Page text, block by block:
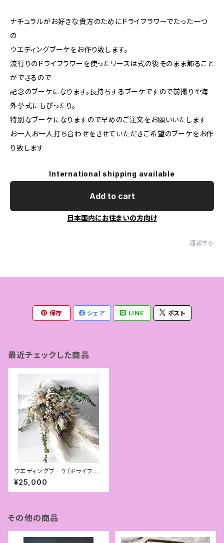
ナチュラルがお好きな貴方のためにドライフラワーでたった一つ
の
ウエディングブーケをお作り致します。
流行りのドライフラワーを使ったリースは式の後そのまま飾ること
ができるので
記念のブーケになります。長持ちするブーケですので前撮りや海
外挙式にもぴったり。
特別なブーケになりますので早めのご注文をお願いいたします
お一人お一人打ち合わせをさせていただきご希望のブーケをお作
り致します
International shipping available
Add to cart
日本国内にお住まいの方向け
通報する
保存 シェア LINE ポスト
最近チェックした商品
ウエディングブーケ（ドライフラ
ワー）・ブートニアセット
¥25,000
その他の商品